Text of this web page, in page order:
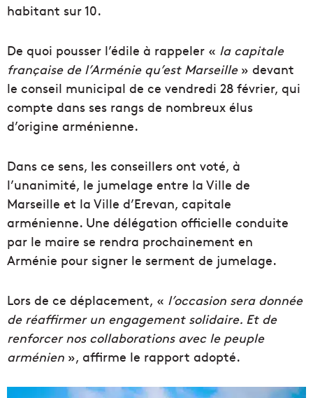
habitant sur 10.
De quoi pousser l’édile à rappeler « la capitale
française de l’Arménie qu’est Marseille» devant
le conseil municipal de ce vendredi 28 février, qui
compte dans ses rangs de nombreux élus
d’origine arménienne.
Dans ce sens, les conseillers ont voté, à
l’unanimité, le jumelage entre la Ville de
Marseille et la Ville d’Erevan, capitale
arménienne. Une délégation officielle conduite
par le maire se rendra prochainement en
Arménie pour signer le serment de jumelage.
Lors de ce déplacement, « l’occasion sera donnée
de réaffirmer un engagement solidaire. Et de
renforcer nos collaborations avec le peuple
arménien », affirme le rapport adopté.